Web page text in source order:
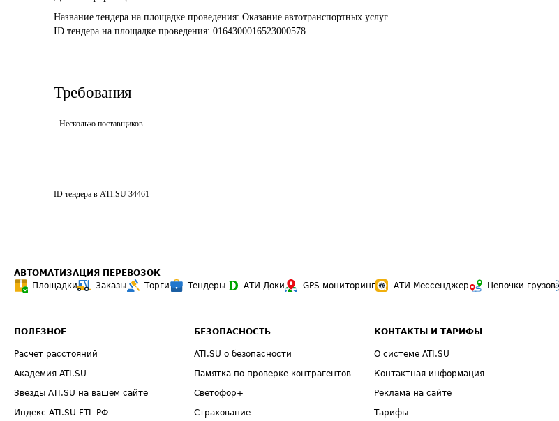
Название тендера на площадке проведения: Оказание автотранспортных услуг
ID тендера на площадке проведения: 0164300016523000578
Требования
Несколько поставщиков
ID тендера в ATI.SU 34461
АВТОМАТИЗАЦИЯ ПЕРЕВОЗОК
Площадки
Заказы Торги Тендеры АТИ-Доки GPS-мониторинг АТИ Мессенджер Цепочки грузов
ПОЛЕЗНОЕ
Расчет расстояний
Академия ATI.SU
Звезды ATI.SU на вашем сайте
Индекс ATI.SU FTL РФ
БЕЗОПАСНОСТЬ
ATI.SU о безопасности
Памятка по проверке контрагентов
Светофор+
Страхование
КОНТАКТЫ И ТАРИФЫ
О системе ATI.SU
Контактная информация
Реклама на сайте
Тарифы